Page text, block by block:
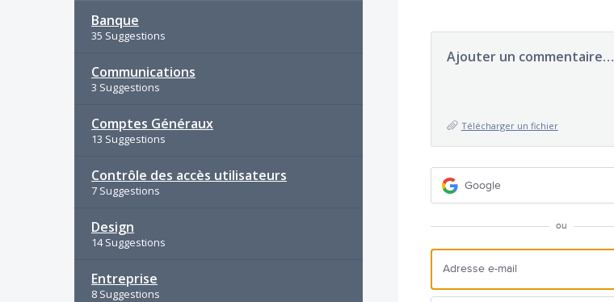
Banque
35 Suggestions
Communications
3 Suggestions
Comptes Généraux
13 Suggestions
Contrôle des accès utilisateurs
7 Suggestions
Design
14 Suggestions
Entreprise
8 Suggestions
Ajouter un commentaire…
Télécharger un fichier
Google
ou